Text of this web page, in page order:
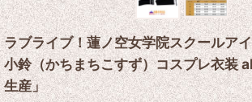
ラブライブ！蓮ノ空女学院スクールア
小鈴（かちまちこすず）コスプレ衣装
生産」